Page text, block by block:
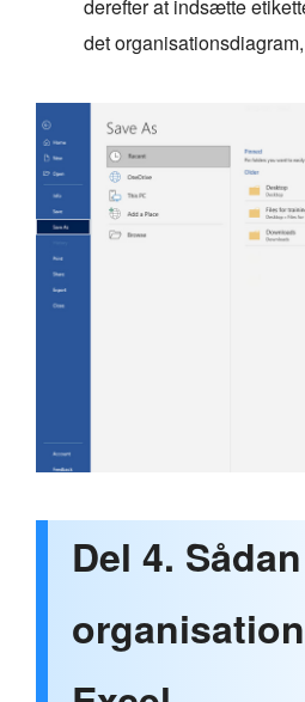
derefter at indsætte
det
Del 4.